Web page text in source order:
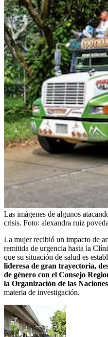
Las imágenes de algunos
crisis. Foto: alexandra ruiz
La mujer recibió un impacto de
remitida de urgencia hasta la
que su situación de salud es
lideresa de gran trayectoria,
de género con el Consejo
la Organización de las
materia de investigación.